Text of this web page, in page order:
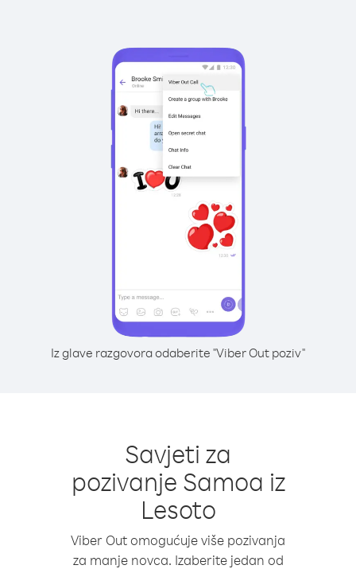
Iz glave razgovora odaberite "Viber Out poziv"
Savjeti za
pozivanje Samoa iz
Lesoto
Viber Out omogućuje više pozivanja
za manje novca. Izaberite jedan od